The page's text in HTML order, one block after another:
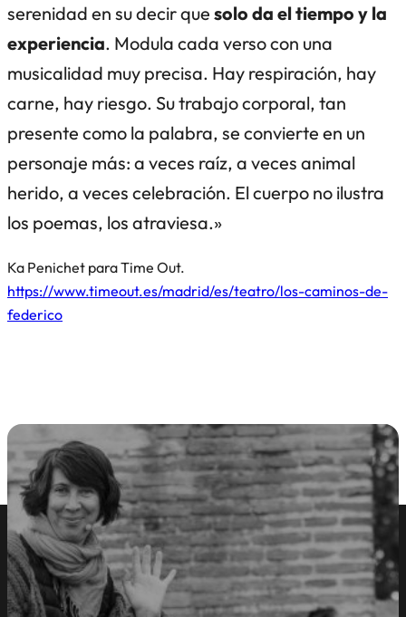
serenidad en su decir que solo da el tiempo y la
experiencia. Modula cada verso con una
musicalidad muy precisa. Hay respiración, hay
carne, hay riesgo. Su trabajo corporal, tan
presente como la palabra, se convierte en un
personaje más: a veces raíz, a veces animal
herido, a veces celebración. El cuerpo no ilustra
los poemas, los atraviesa.»
Ka Penichet para Time Out.
https://www.timeout.es/madrid/es/teatro/los-caminos-de-
federico